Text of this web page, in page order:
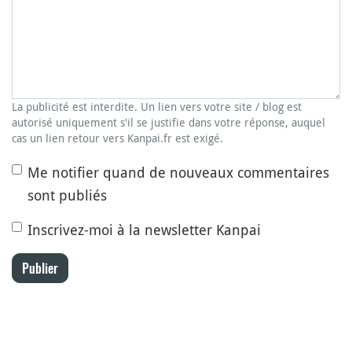
La publicité est interdite. Un lien vers votre site / blog est
autorisé uniquement s'il se justifie dans votre réponse, auquel
cas un lien retour vers Kanpai.fr est exigé.
Me notifier quand de nouveaux commentaires
sont publiés
Inscrivez-moi à la newsletter Kanpai
Publier